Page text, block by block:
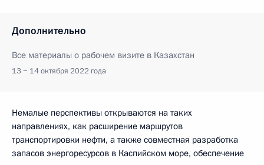
Дополнительно
Все материалы о рабочем визите в Казахстан
13 − 14 октября 2022 года
Немалые перспективы открываются на таких
направлениях, как расширение маршрутов
транспортировки нефти, а также совместная разработка
запасов энергоресурсов в Каспийском море, обеспечение